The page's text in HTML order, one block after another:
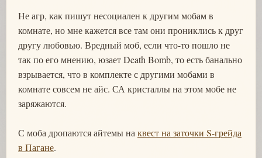
Не агр, как пишут несоциален к другим мобам в
комнате, но мне кажется все там они прониклись к друг
другу любовью. Вредный моб, если что-то пошло не
так по его мнению, юзает Death Bomb, то есть банально
взрывается, что в комплекте с другими мобами в
комнате совсем не айс. СА кристаллы на этом мобе не
заряжаются.
С моба дропаются айтемы на квест на заточки S-грейда
в Пагане.